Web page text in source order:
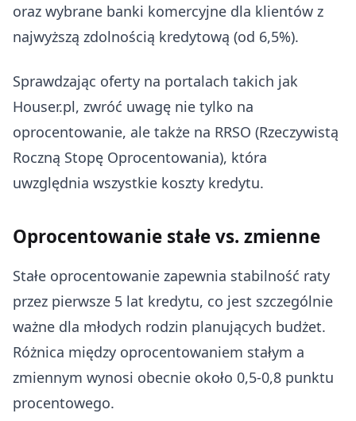
oraz wybrane banki komercyjne dla klientów z
najwyższą zdolnością kredytową (od 6,5%).
Sprawdzając oferty na portalach takich jak
Houser.pl, zwróć uwagę nie tylko na
oprocentowanie, ale także na RRSO (Rzeczywistą
Roczną Stopę Oprocentowania), która
uwzględnia wszystkie koszty kredytu.
Oprocentowanie stałe vs. zmienne
Stałe oprocentowanie zapewnia stabilność raty
przez pierwsze 5 lat kredytu, co jest szczególnie
ważne dla młodych rodzin planujących budżet.
Różnica między oprocentowaniem stałym a
zmiennym wynosi obecnie około 0,5-0,8 punktu
procentowego.